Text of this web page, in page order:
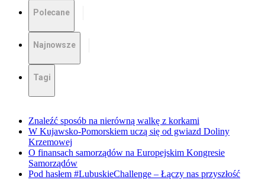
Polecane
Najnowsze
Tagi
Znaleźć sposób na nierówną walkę z korkami
W Kujawsko-Pomorskiem uczą się od gwiazd Doliny
Krzemowej
O finansach samorządów na Europejskim Kongresie
Samorządów
Pod hasłem #LubuskieChallenge – Łączy nas przyszłość